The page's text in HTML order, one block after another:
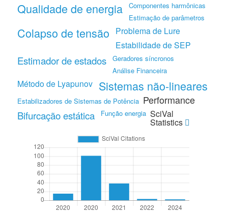
Qualidade de energia
Componentes harmônicas
Estimação de parâmetros
Colapso de tensão
Problema de Lure
Estabilidade de SEP
Estimador de estados
Geradores síncronos
Análise Financeira
Método de Lyapunov Sistemas não-lineares
Estabilizadores de Sistemas de Potência
Bifurcação estática Função energia
Performance
SciVal
Statistics